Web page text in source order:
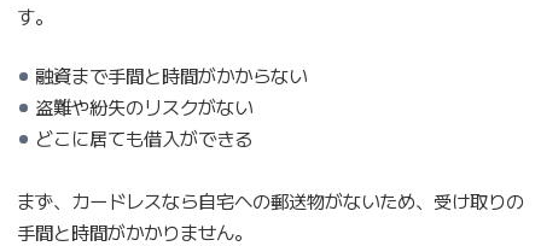
す。
融資まで手間と時間がかからない
盗難や紛失のリスクがない
どこに居ても借入ができる
まず、カードレスなら自宅への郵送物がないため、受け取りの
手間と時間がかかりません。